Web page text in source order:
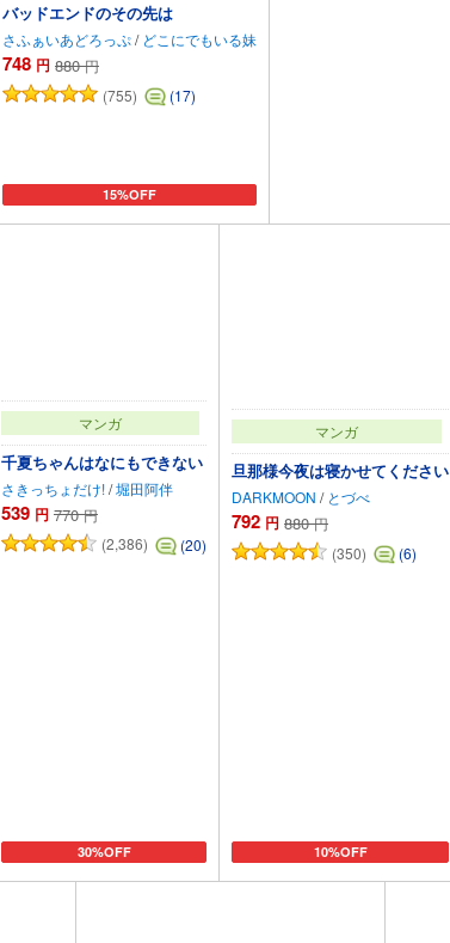
バッドエンドのその先は
さふぁいあどろっぷ/ どこにでもいる妹
748 円 880 円
(755)
(17)
15%OFF
カートに追加
マンガ
千夏ちゃんはなにもできない
さきっちょだけ!/堀田阿伴
539 円 770 円
(2,386)
(20)
30%OFF
カートに追加
マンガ
旦那様今夜は寝かせてください
DARKMOON / とづべ
792 円 880 円
(350)
(6)
10%OFF
カートに追加